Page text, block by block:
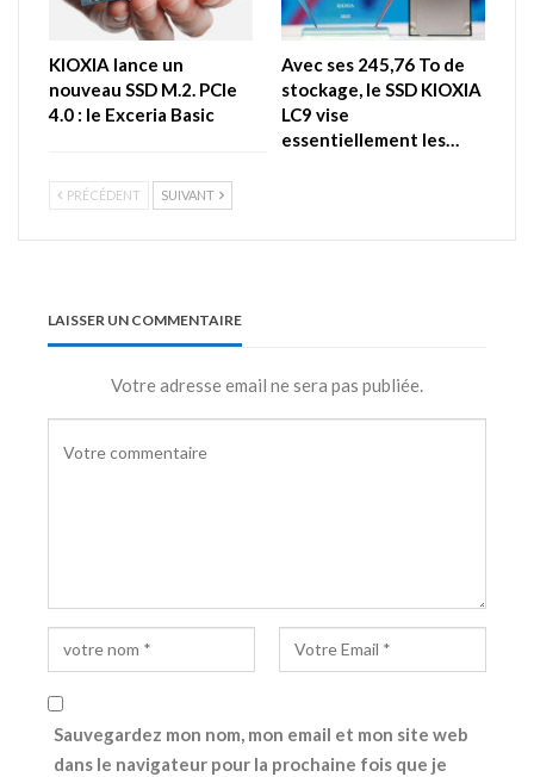
KIOXIA lance un
nouveau SSD M.2. PCIe
4.0 : le Exceria Basic
Avec ses 245,76 To de
stockage, le SSD KIOXIA
LC9 vise
essentiellement les…
PRÉCÉDENT SUIVANT
LAISSER UN COMMENTAIRE
Votre adresse email ne sera pas publiée.
Sauvegardez mon nom, mon email et mon site web
dans le navigateur pour la prochaine fois que je